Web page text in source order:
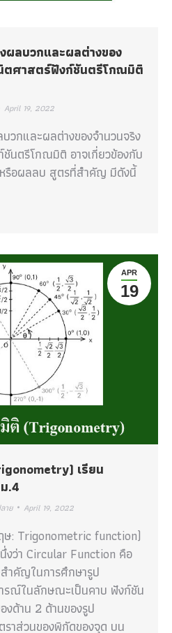
ลบวกและผลต่างของ
ตศาสตร์ฟังก์ชันตรีโกณมิติ
April 19, 2022
กและผลต่างของจำนวนจริง
นตรีโกณมิติ อาจเกี่ยวข้องกับ
รือผลลบ สูตรที่สำคัญ มีดังนี้
APR
19
เรียน
.4
าย April 19, 2022
: Trigonometric function)
ว่า Circular Function คือ
ำคัญในการศึกษารูป
รณ์ในลักษณะเป็นคาบ ฟังก์ชัน
งด้าน 2 ด้านของรูป
าส่วนของพิกัดของจุด บน